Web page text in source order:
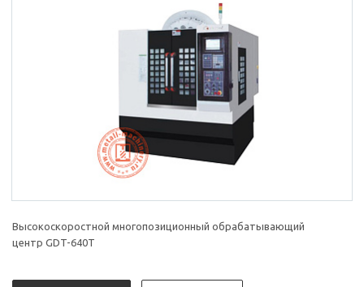
Высокоскоростной многопозиционный обрабатывающий
центр GDT-640T